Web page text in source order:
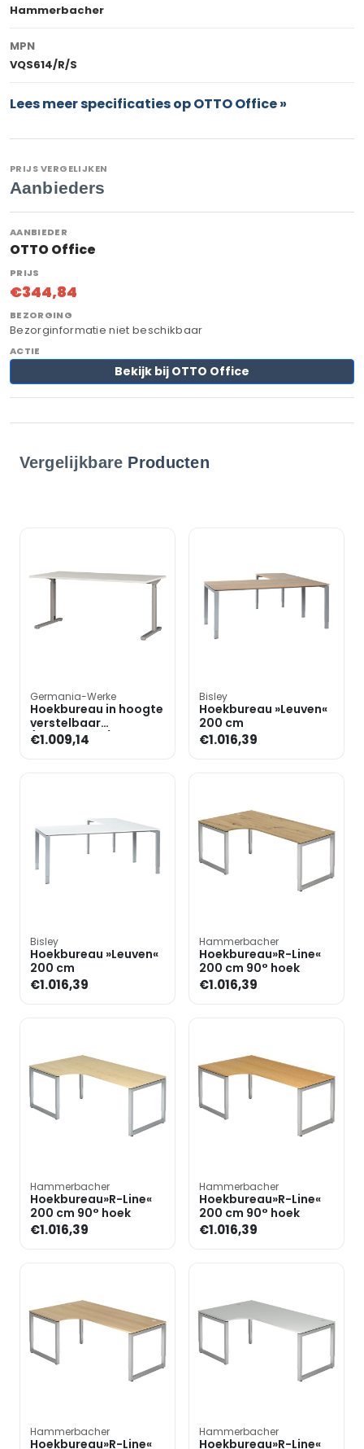
Hammerbacher
MPN
VQS614/R/S
Lees meer specificaties op OTTO Office »
PRIJS VERGELIJKEN
Aanbieders
OTTO Office
€344,84
Bezorginformatie niet beschikbaar
Bekijk bij OTTO Office
Vergelijkbare Producten
Germania-Werke
Hoekbureau in hoogte
verstelbaar
(mechanisch)
»Profiline II« 3-delige
€1.009,14
Bisley
Hoekbureau »Leuven«
200 cm
€1.016,39
Bisley
Hoekbureau »Leuven«
200 cm
€1.016,39
Hammerbacher
Hoekbureau»R-Line«
200 cm 90° hoek
€1.016,39
Hammerbacher
Hoekbureau»R-Line«
200 cm 90° hoek
€1.016,39
Hammerbacher
Hoekbureau»R-Line«
200 cm 90° hoek
€1.016,39
Hammerbacher
Hoekbureau»R-Line«
Hammerbacher
Hoekbureau»R-Line«